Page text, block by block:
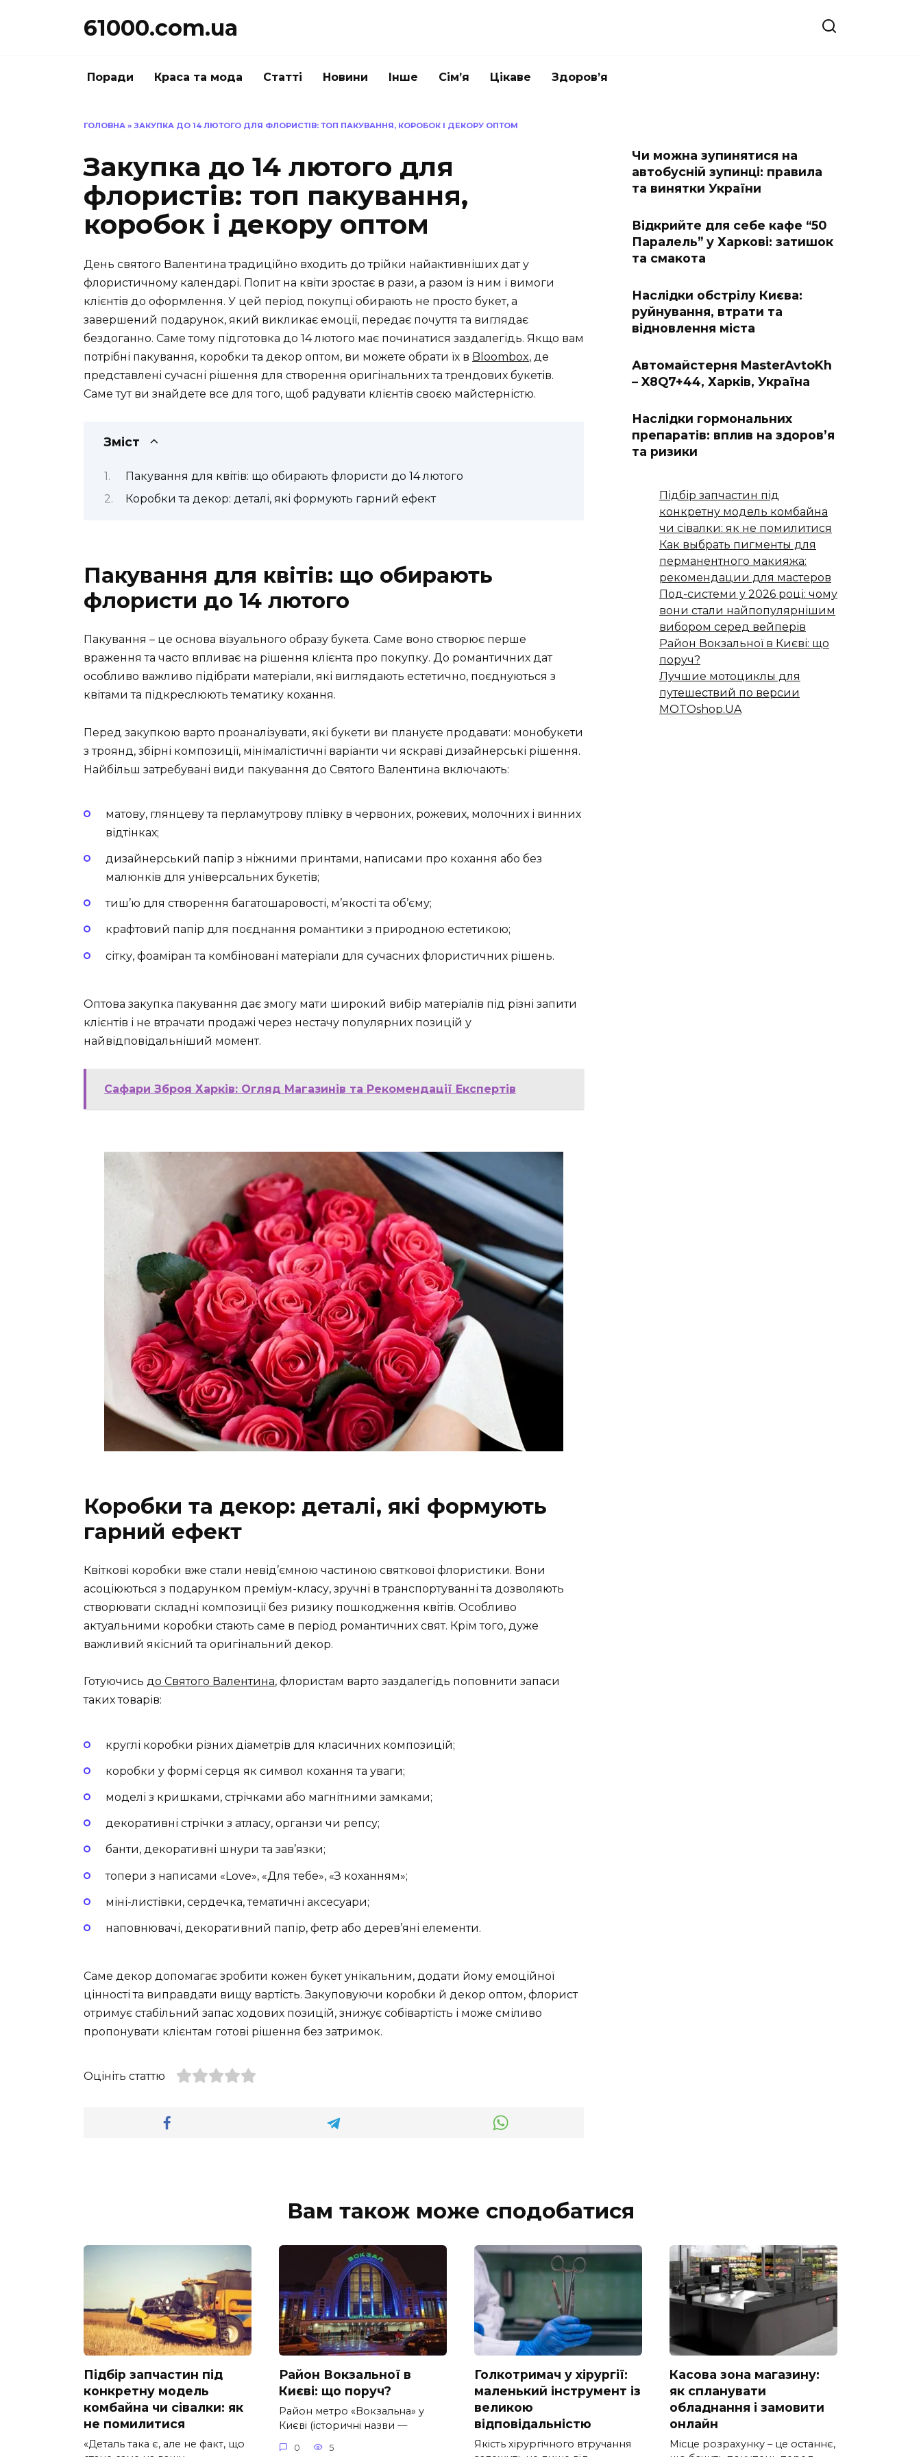
61000.com.ua
Поради Краса та мода Статті Новини Інше Сім’я Цікаве Здоров’я
ГОЛОВНА » ЗАКУПКА ДО 14 ЛЮТОГО ДЛЯ ФЛОРИСТІВ: ТОП ПАКУВАННЯ, КОРОБОК І ДЕКОРУ ОПТОМ
Закупка до 14 лютого для
флористів: топ пакування,
коробок і декору оптом
День святого Валентина традиційно входить до трійки найактивніших дат у
флористичному календарі. Попит на квіти зростає в рази, а разом із ним і вимоги
клієнтів до оформлення. У цей період покупці обирають не просто букет, а
завершений подарунок, який викликає емоції, передає почуття та виглядає
бездоганно. Саме тому підготовка до 14 лютого має починатися заздалегідь. Якщо вам
потрібні пакування, коробки та декор оптом, ви можете обрати їх в Bloombox, де
представлені сучасні рішення для створення оригінальних та трендових букетів.
Саме тут ви знайдете все для того, щоб радувати клієнтів своєю майстерністю.
Зміст
Пакування для квітів: що обирають флористи до 14 лютого
Коробки та декор: деталі, які формують гарний ефект
Пакування для квітів: що обирають
флористи до 14 лютого
Пакування – це основа візуального образу букета. Саме воно створює перше
враження та часто впливає на рішення клієнта про покупку. До романтичних дат
особливо важливо підібрати матеріали, які виглядають естетично, поєднуються з
квітами та підкреслюють тематику кохання.
Перед закупкою варто проаналізувати, які букети ви плануєте продавати: монобукети
з троянд, збірні композиції, мінімалістичні варіанти чи яскраві дизайнерські рішення.
Найбільш затребувані види пакування до Святого Валентина включають:
матову, глянцеву та перламутрову плівку в червоних, рожевих, молочних і винних
відтінках;
дизайнерський папір з ніжними принтами, написами про кохання або без
малюнків для універсальних букетів;
тиш’ю для створення багатошаровості, м’якості та об’єму;
крафтовий папір для поєднання романтики з природною естетикою;
сітку, фоаміран та комбіновані матеріали для сучасних флористичних рішень.
Оптова закупка пакування дає змогу мати широкий вибір матеріалів під різні запити
клієнтів і не втрачати продажі через нестачу популярних позицій у
найвідповідальніший момент.
Сафари Зброя Харків: Огляд Магазинів та Рекомендації Експертів
Коробки та декор: деталі, які формують
гарний ефект
Квіткові коробки вже стали невід’ємною частиною святкової флористики. Вони
асоціюються з подарунком преміум-класу, зручні в транспортуванні та дозволяють
створювати складні композиції без ризику пошкодження квітів. Особливо
актуальними коробки стають саме в період романтичних свят. Крім того, дуже
важливий якісний та оригінальний декор.
Готуючись до Святого Валентина, флористам варто заздалегідь поповнити запаси
таких товарів:
круглі коробки різних діаметрів для класичних композицій;
коробки у формі серця як символ кохання та уваги;
моделі з кришками, стрічками або магнітними замками;
декоративні стрічки з атласу, органзи чи репсу;
банти, декоративні шнури та зав’язки;
топери з написами «Love», «Для тебе», «З коханням»;
міні-листівки, сердечка, тематичні аксесуари;
наповнювачі, декоративний папір, фетр або дерев’яні елементи.
Саме декор допомагає зробити кожен букет унікальним, додати йому емоційної
цінності та виправдати вищу вартість. Закуповуючи коробки й декор оптом, флорист
отримує стабільний запас ходових позицій, знижує собівартість і може сміливо
пропонувати клієнтам готові рішення без затримок.
Оцініть статтю
Чи можна зупинятися на
автобусній зупинці: правила
та винятки України
Відкрийте для себе кафе “50
Паралель” у Харкові: затишок
та смакота
Наслідки обстрілу Києва:
руйнування, втрати та
відновлення міста
Автомайстерня MasterAvtoKh
– X8Q7+44, Харків, Україна
Наслідки гормональних
препаратів: вплив на здоров’я
та ризики
Підбір запчастин під
конкретну модель комбайна
чи сівалки: як не помилитися
Как выбрать пигменты для
перманентного макияжа:
рекомендации для мастеров
Под-системи у 2026 році: чому
вони стали найпопулярнішим
вибором серед вейперів
Район Вокзальної в Києві: що
поруч?
Лучшие мотоциклы для
путешествий по версии
MOTOshop.UA
Вам також може сподобатися
Підбір запчастин під
конкретну модель
комбайна чи сівалки: як
не помилитися
«Деталь така є, але не факт, що
Район Вокзальної в
Києві: що поруч?
Район метро «Вокзальна» у
Києві (історичні назви —
0 5
Голкотримач у хірургії:
маленький інструмент із
великою
відповідальністю
Якість хірургічного втручання
Касова зона магазину:
як спланувати
обладнання і замовити
онлайн
Місце розрахунку – це останнє,